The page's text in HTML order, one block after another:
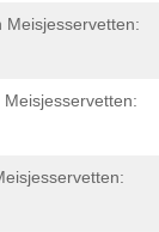
Meisjesservetten:
Meisjesservetten: